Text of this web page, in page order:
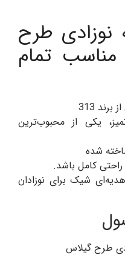
طرح
تمام
313
یکی از محبوب‌ترین
شده
کامل باشد.
شیک برای نوزادان
طرح گیلاس